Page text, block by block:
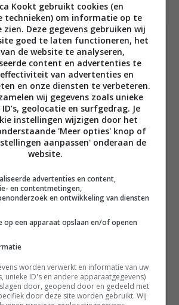
in een pannetje. Breng
draai het vuur lager en laat 25
vuur pruttelen met de deksel op
iets afkoelen.
glühwein met verse
en een kaneelstokje
de stokjes uit de pan).
leuk om te serveren met verse
hebt.
geval in hun webshop. Ze zijn
koop bij Crisp.
kun je ook met ander
Kookt gebruikt cookies (en
technieken) om informatie op te
Deze gegevens gebruiken wij
goed te laten functioneren, het
de website te analyseren,
content en advertenties te
van advertenties en
en onze diensten te verbeteren.
wij gegevens zoals unieke
geolocatie en surfgedrag. Je
instellingen wijzigen door het
'Meer opties' knop of
aanpassen' onderaan de
website.
advertenties en content,
en contentmetingen,
en ontwikkeling van diensten
op een apparaat opslaan en/of openen
worden verwerkt en informatie van uw
unieke ID's en andere apparaatgegevens)
door, geopend door en gedeeld met
door deze site worden gebruikt. Wij